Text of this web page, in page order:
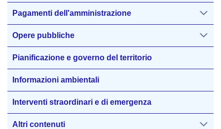
Pagamenti dell'amministrazione
Opere pubbliche
Pianificazione e governo del territorio
Informazioni ambientali
Interventi straordinari e di emergenza
Altri contenuti